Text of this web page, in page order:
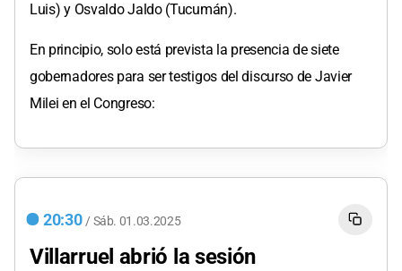
Luis) y Osvaldo Jaldo (Tucumán).
En principio, solo está prevista la presencia de siete
gobernadores para ser testigos del discurso de Javier
Milei en el Congreso:
20:30 / Sáb. 01.03.2025
Villarruel abrió la sesión